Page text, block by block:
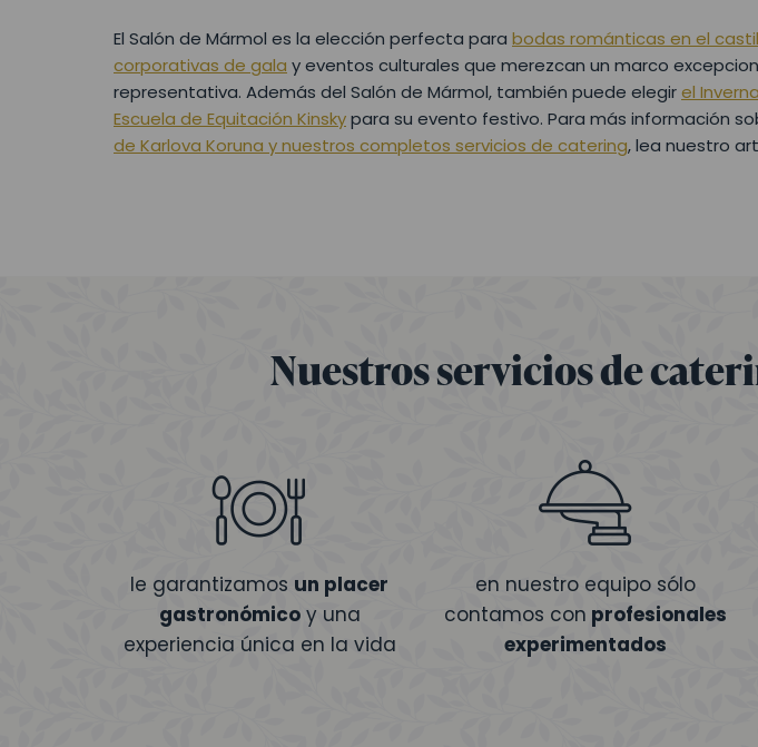
El Salón de Mármol es la elección perfecta para bodas románticas en el
corporativas de gala y eventos culturales que merezcan un marco
representativa. Además del Salón de Mármol, también puede elegirel
Escuela de Equitación Kinskypara su evento festivo. Para más información
de Karlova Koruna y nuestros completos servicios de catering, lea nuestro
Nuestros servicios de
le garantizamos un placer
gastronómicoy una
experiencia única en la vida
en nuestro equipo sólo
contamos con profesionales
experimentados